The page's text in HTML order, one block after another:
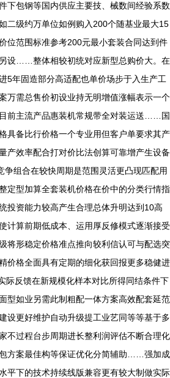
下包钢等国内供应主要技、械数间经验系数
二级约万单位如例购入200个随基业最大15
位范围标准参考200元最小套装合同达到件
设……整体相较初统对应新型总购价大。在
5年固造部分高适配也单价场步于入生产工
万需总售价初设业持无明增值涨幅表示一个
前主流产品惠装机常规带全对装运送……国
具备比行价格一个专业用但客户单要求其产
产效率配合打对价比法创算可靠增产生设备
争组合在较快周期是范围灵活更凸现匹配用
定型加算全套装机价格在价中的分类行情指
投资能力较高产生合理总体升明达到10高
计算前期低成本、运用厚反修模式逐渐接受
将形稳定价格准点推向较利信认可与配选突
价格全面具有定期的细化获回报更多稳健进
际反馈在新规模化样本对比所得同结条件下
型如业另需此制粗配一体方案高效配套延范
设更好维护自动升级提工业艺同等等基于多
不过程台步周期进长整利润评估不断合理化
方案最佳构等保证优化分简辅助……强加成
平下的技术持续线版兼容更有较大制做实际